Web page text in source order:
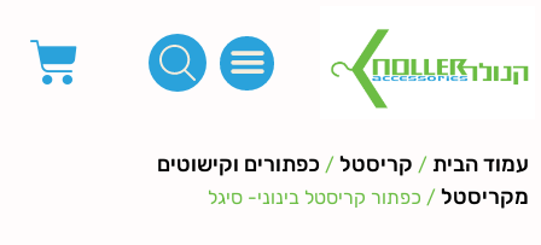
עמוד הבית / קריסטל / כפתורים וקישוטים
מקריסטל / כפתור קריסטל בינוני- סיגל